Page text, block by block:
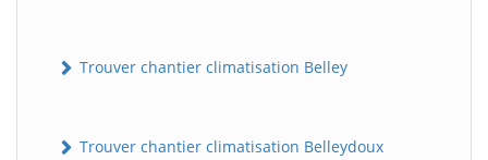
Trouver chantier climatisation Belley
Trouver chantier climatisation Belleydoux